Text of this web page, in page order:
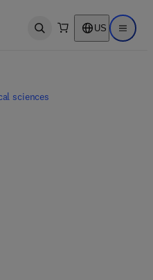
Open search US Open
sciences